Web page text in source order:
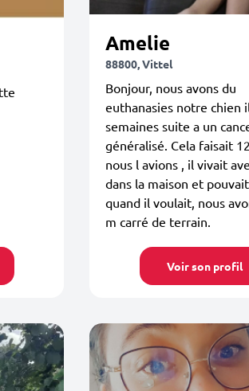
Amelie
88800, Vittel
Bonjour, nous avons du
euthanasies notre chien
semaines suite a un
généralisé. Cela faisait
nous l avions , il vivait
dans la maison et
quand il voulait, nous
m carré de terrain.
Voir son profil